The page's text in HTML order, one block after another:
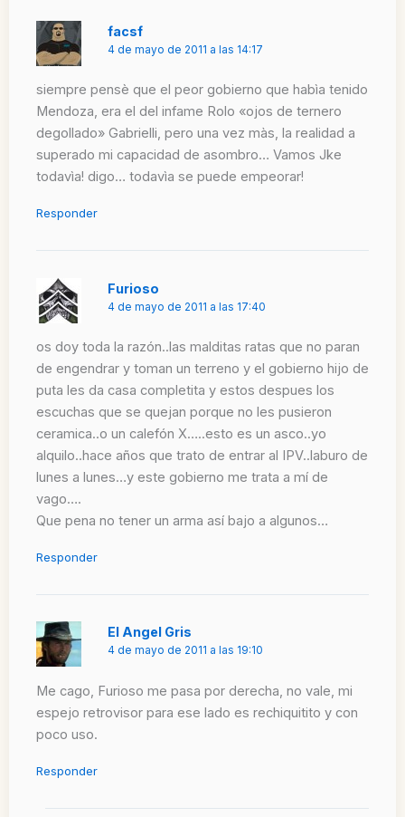
facsf
4 de mayo de 2011 a las 14:17
siempre pensè que el peor gobierno que habìa tenido
Mendoza, era el del infame Rolo «ojos de ternero
degollado» Gabrielli, pero una vez màs, la realidad a
superado mi capacidad de asombro… Vamos Jke
todavìa! digo… todavìa se puede empeorar!
Responder
Furioso
4 de mayo de 2011 a las 17:40
os doy toda la razón..las malditas ratas que no paran
de engendrar y toman un terreno y el gobierno hijo de
puta les da casa completita y estos despues los
escuchas que se quejan porque no les pusieron
ceramica..o un calefón X…..esto es un asco..yo
alquilo..hace años que trato de entrar al IPV..laburo de
lunes a lunes…y este gobierno me trata a mí de
vago….
Que pena no tener un arma así bajo a algunos…
Responder
El Angel Gris
4 de mayo de 2011 a las 19:10
Me cago, Furioso me pasa por derecha, no vale, mi
espejo retrovisor para ese lado es rechiquitito y con
poco uso.
Responder